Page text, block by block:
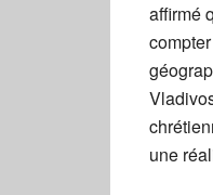
affirmé
une